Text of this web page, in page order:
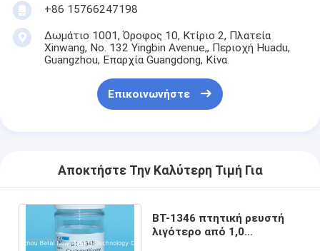
+86 15766247198
Δωμάτιο 1001, Όροφος 10, Κτίριο 2, Πλατεία
Xinwang, No. 132 Yingbin Avenue,, Περιοχή Huadu,
Guangzhou, Επαρχία Guangdong, Κίνα.
Επικοινωνήστε
Αποκτήστε Την Καλύτερη Τιμή Για
BT-1346 πτητική ρευστή
λιγότερο από 1,0